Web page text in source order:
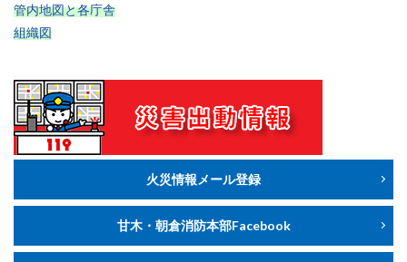
管内地図と各庁舎
組織図
火災情報メール登録
甘木・朝倉消防本部Facebook